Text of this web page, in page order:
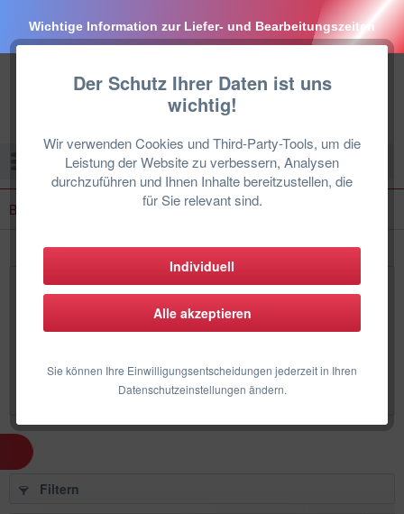
Wichtige Information zur Liefer- und Bearbeitungszeiten
Menü
Der Schutz Ihrer Daten ist uns
wichtig!
Wir verwenden Cookies und Third-Party-Tools, um die
Leistung der Website zu verbessern, Analysen
durchzuführen und Ihnen Inhalte bereitzustellen, die
für Sie relevant sind.
Individuell
Alle akzeptieren
Sie können Ihre Einwilligungsentscheidungen jederzeit in Ihren
Datenschutzeinstellungen ändern.
BUDERUS
Buderus Klimaanlage
Buderus Split Klimaanlage als Set, Einzelgeräte und Zubehör
eine Buderus Klimaanlage bzw. eine Buderus Luft Luft
Wärmepumpe als...mehr erfahren »
Filtern